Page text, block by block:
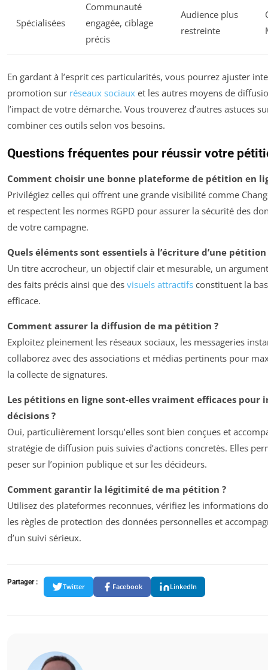
Spécialisées
Communauté
engagée, ciblage
précis
Audience plus
restreinte
En gardant à l’esprit ces particularités, vous pourrez ajuster
promotion sur réseaux sociaux et les autres moyens de
l’impact de votre démarche. Vous trouverez d’autres astuces
combiner ces outils selon vos besoins.
Questions fréquentes pour réussir votre
Comment choisir une bonne plateforme de pétition en
Privilégiez celles qui offrent une grande visibilité comme
et respectent les normes RGPD pour assurer la sécurité des
de votre campagne.
Quels éléments sont essentiels à l’écriture d’une pétition
Un titre accrocheur, un objectif clair et mesurable, un
des faits précis ainsi que des visuels attractifs constituent la
efficace.
Comment assurer la diffusion de ma pétition ?
Exploitez pleinement les réseaux sociaux, les messageries
collaborez avec des associations et médias pertinents pour
la collecte de signatures.
Les pétitions en ligne sont-elles vraiment efficaces pour
décisions ?
Oui, particulièrement lorsqu’elles sont bien conçues et
stratégie de diffusion puis suivies d’actions concretès. Elles
peser sur l’opinion publique et sur les décideurs.
Comment garantir la légitimité de ma pétition ?
Utilisez des plateformes reconnues, vérifiez les informations
les règles de protection des données personnelles et
d’un suivi sérieux.
Partager :
Twitter Facebook LinkedIn